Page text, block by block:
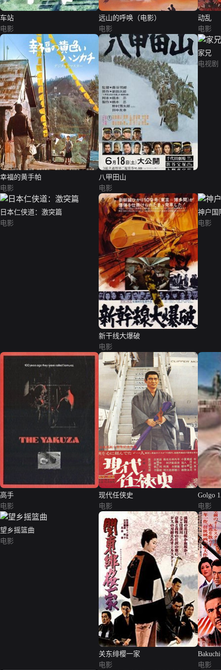
车站
电影
远山的呼唤（电影）
电影
动乱
电影
幸福的黄手帕
电影
八甲田山
电影
家兄
电视剧
日本仁侠道：激突篇
电影
新干线大爆破
电影
神户国
电影
高手
电影
现代任侠史
电影
Golgo
电影
望乡摇篮曲
电影
关东绯樱一家
电影
电影